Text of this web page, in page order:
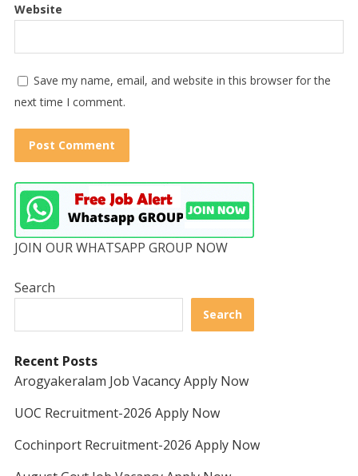
Website
Save my name, email, and website in this browser for the
next time I comment.
JOIN OUR WHATSAPP GROUP NOW
Search
Search
Recent Posts
Arogyakeralam Job Vacancy Apply Now
UOC Recruitment-2026 Apply Now
Cochinport Recruitment-2026 Apply Now